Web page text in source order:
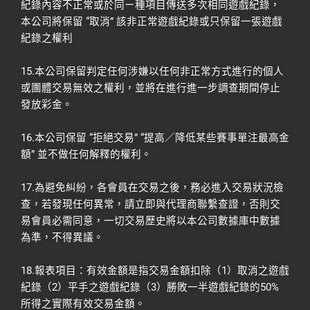
紀錄內容不正常或於同ㄧ種項目傳送多次相同遊戲紀錄，
本公司將保留 “取消” 該非正常遊戲紀錄或只保留一張遊戲
紀錄之權利
15.本公司保留判定任何涉嫌以任何非正常方式進行的個人
或團體交易無效之權利，並將在進行進一步調查期間停止
發放彩金。
16.本公司保留 “拒絕交易” “提高／降低某些賽事單注最高金
額” 並不做任何解釋的權利。
17.為避免糾紛，各會員在交易之後，務必進入交易狀況檢
查，若發現任何異常，請立即與代理商聯繫查證，否則交
易會員必需同意，一切交易歷史將以本公司數據庫中數據
為準，不得異議。
18.報表項目：有效金額是指交易金額扣除（1）取消之遊戲
紀錄（2）平手之遊戲紀錄（3）勝敗一半遊戲紀錄的50%
所得之實際有效交易金額。